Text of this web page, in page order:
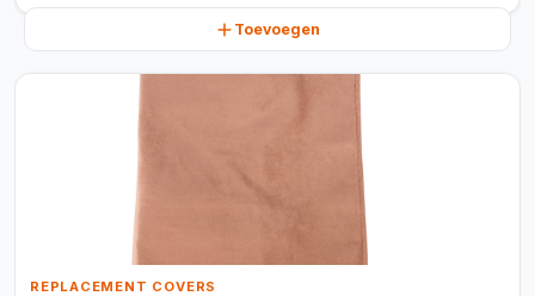
Toevoegen
REPLACEMENT COVERS